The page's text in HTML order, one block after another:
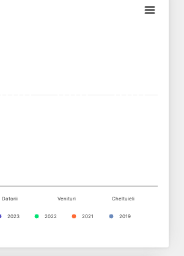
Datorii Venituri Cheltuieli
2023 2022 2021
2019